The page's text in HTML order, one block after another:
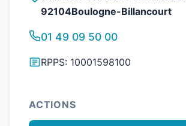
92104Boulogne-Billancourt
01 49 09 50 00
RPPS: 10001598100
ACTIONS